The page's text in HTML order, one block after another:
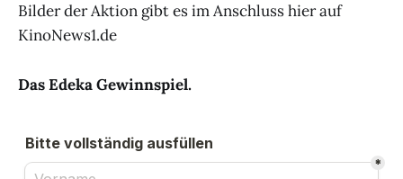
Bilder der Aktion gibt es im Anschluss hier auf
KinoNews1.de
Das Edeka Gewinnspiel.